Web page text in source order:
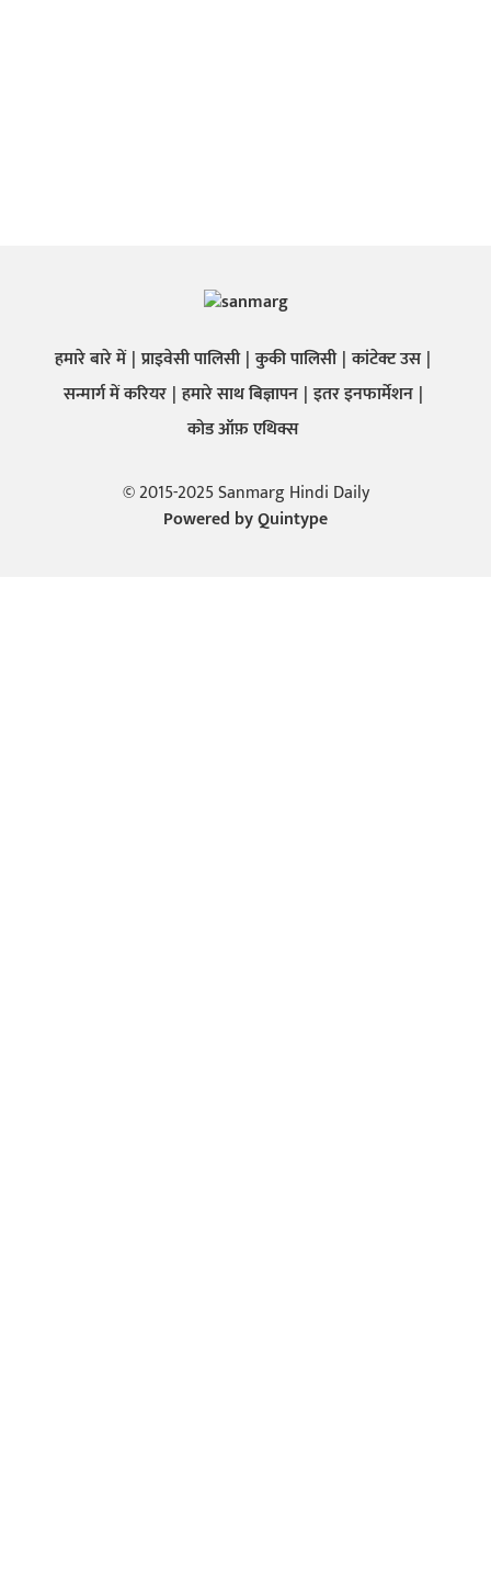
हमारे बारे में प्राइवेसी पालिसी कुकी पालिसी कांटेक्ट उस
सन्मार्ग में करियर हमारे साथ बिज्ञापन इतर इनफार्मेशन
कोड ऑफ़ एथिक्स
© 2015-2025 Sanmarg Hindi Daily
Powered byQuintype